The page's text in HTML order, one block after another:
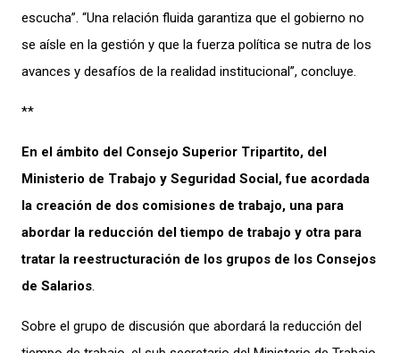
escucha”. “Una relación fluida garantiza que el gobierno no
se aísle en la gestión y que la fuerza política se nutra de los
avances y desafíos de la realidad institucional”, concluye.
**
En el ámbito del Consejo Superior Tripartito, del
Ministerio de Trabajo y Seguridad Social, fue acordada
la creación de dos comisiones de trabajo, una para
abordar la reducción del tiempo de trabajo y otra para
tratar la reestructuración de los grupos de los Consejos
de Salarios
Sobre el grupo de discusión que abordará la reducción del